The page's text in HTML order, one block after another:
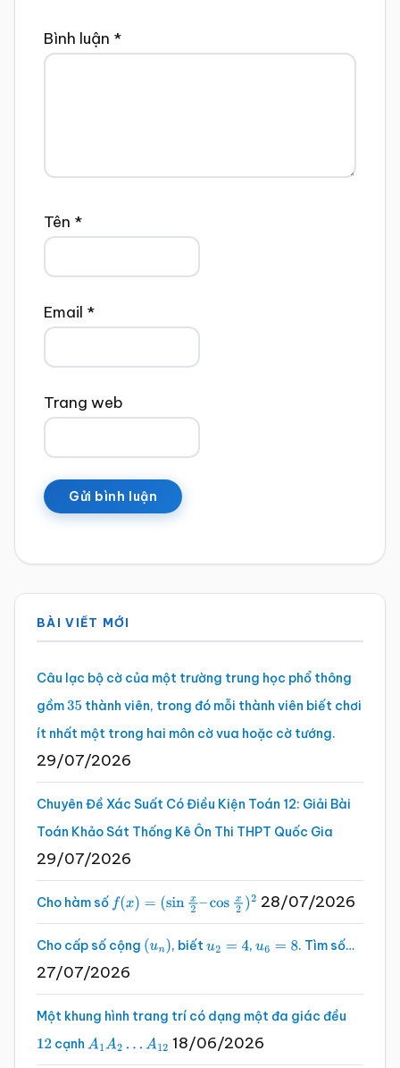
Bình luận *
Tên *
Email *
Trang web
Sidebar
chính
BÀI VIẾT MỚI
Câu lạc bộ cờ của một trường trung học phổ thông
gồm35 thành viên, trong đó mỗi thành viên biết chơi
ít nhất một trong hai môn cờ vua hoặc cờ tướng.
29/07/2026
Chuyên Đề Xác Suất Có Điều Kiện Toán 12: Giải Bài
Toán Khảo Sát Thống Kê Ôn Thi THPT Quốc Gia
29/07/2026
Cho hàm số f(x)=(sinx2 –cosx2 )2 28/07/2026
Cho cấp số cộng (un), biếtu2 =4 , u6 =8 . Tìm số…
27/07/2026
Một khung hình trang trí có dạng một đa giác đều
12 cạnh A1A2…A 12 18/06/2026